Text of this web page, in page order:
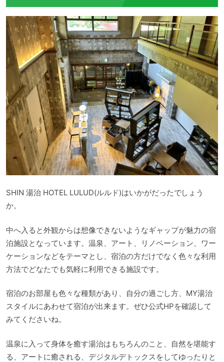
SHIN 湯治 HOTEL LULUD(ルルド)はいかがだったでしょう
か。
中へ入ると外観からは想像できないようなギャップが魅力の宿
泊施設となっています。温泉、アート、リノベーション、ワー
ケーションなどをテーマとし、宿泊の方だけでなく色々な利用
方法でどなたでも気軽に利用できる施設です。
宿泊のお部屋も色々な種類があり、自分の過ごし方、MY湯治
スタイルにあわせて宿泊が出来ます。ぜひ公式HPを確認して
みてくださいね。
温泉に入って身体を癒す湯治はもちろんのこと、自然を堪能す
る、アートに癒される、デジタルデトックスをしてゆったりと